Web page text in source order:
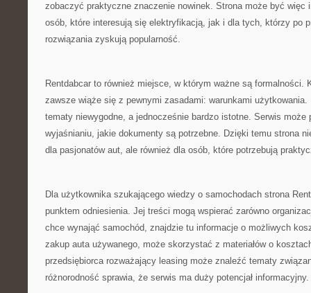
zobaczyć praktyczne znaczenie nowinek. Strona może być więc
osób, które interesują się elektryfikacją, jak i dla tych, którzy po
rozwiązania zyskują popularność.
Rentdabcar to również miejsce, w którym ważne są formalności.
zawsze wiąże się z pewnymi zasadami: warunkami użytkowania.
tematy niewygodne, a jednocześnie bardzo istotne. Serwis może
wyjaśnianiu, jakie dokumenty są potrzebne. Dzięki temu strona
dla pasjonatów aut, ale również dla osób, które potrzebują
Dla użytkownika szukającego wiedzy o samochodach strona
punktem odniesienia. Jej treści mogą wspierać zarówno
chce wynająć samochód, znajdzie tu informacje o możliwych
zakup auta używanego, może skorzystać z materiałów o
przedsiębiorca rozważający leasing może znaleźć tematy
różnorodność sprawia, że serwis ma duży potencjał informacyjny.